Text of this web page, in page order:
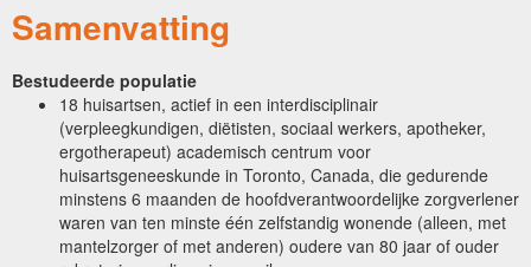
Samenvatting
Bestudeerde populatie
18 huisartsen, actief in een interdisciplinair
(verpleegkundigen, diëtisten, sociaal werkers, apotheker,
ergotherapeut) academisch centrum voor
huisartsgeneeskunde in Toronto, Canada, die gedurende
minstens 6 maanden de hoofdverantwoordelijke zorgverlener
waren van ten minste één zelfstandig wonende (alleen, met
mantelzorger of met anderen) oudere van 80 jaar of ouder